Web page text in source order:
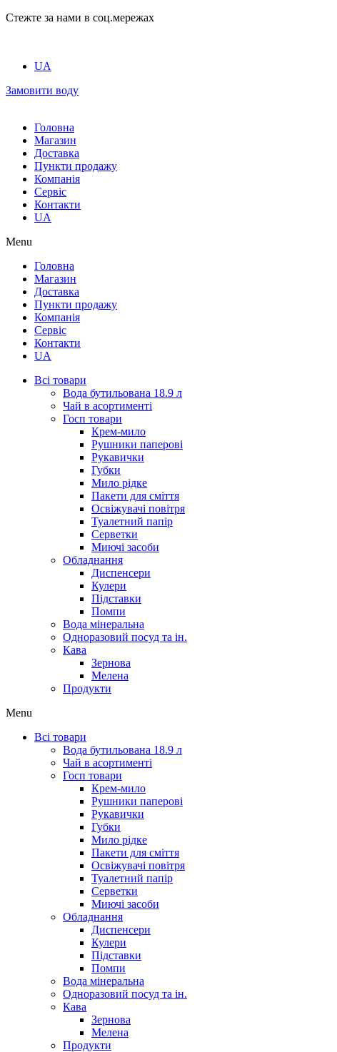
Стежте за нами в соц.мережах
UA
Замовити воду
Головна
Магазин
Доставка
Пункти продажу
Компанія
Сервіс
Контакти
UA
Menu
Головна
Магазин
Доставка
Пункти продажу
Компанія
Сервіс
Контакти
UA
Всі товари
Вода бутильована 18.9 л
Чай в асортименті
Госп товари
Крем-мило
Рушники паперові
Рукавички
Губки
Мило рідке
Пакети для сміття
Освіжувачі повітря
Туалетний папір
Серветки
Миючі засоби
Обладнання
Диспенсери
Кулери
Підставки
Помпи
Вода мінеральна
Одноразовий посуд та ін.
Кава
Зернова
Мелена
Продукти
Menu
Всі товари
Вода бутильована 18.9 л
Чай в асортименті
Госп товари
Крем-мило
Рушники паперові
Рукавички
Губки
Мило рідке
Пакети для сміття
Освіжувачі повітря
Туалетний папір
Серветки
Миючі засоби
Обладнання
Диспенсери
Кулери
Підставки
Помпи
Вода мінеральна
Одноразовий посуд та ін.
Кава
Зернова
Мелена
Продукти